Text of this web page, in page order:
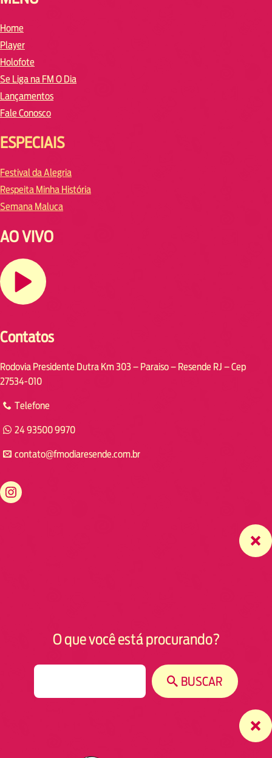
Home
Player
Holofote
Se Liga na FM O Dia
Lançamentos
Fale Conosco
ESPECIAIS
Festival da Alegria
Respeita Minha História
Semana Maluca
AO VIVO
Contatos
Rodovia Presidente Dutra Km 303 – Paraiso – Resende RJ – Cep
27534-010
Telefone
24 93500 9970
contato@fmodiaresende.com.br
https://www.instagram.com/fmodiaresende
O que você está procurando?
BUSCAR